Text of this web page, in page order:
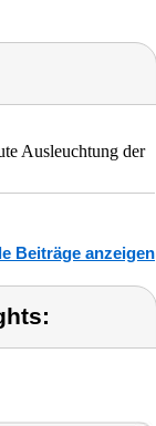
Ausleuchtung der
Beiträge anzeigen